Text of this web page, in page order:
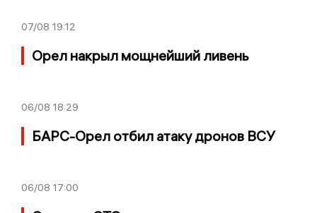
07/08 19:12
Орел накрыл мощнейший ливень
06/08 18:29
БАРС-Орел отбил атаку дронов ВСУ
06/08 17:00